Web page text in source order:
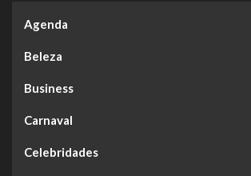
Agenda
Beleza
Business
Carnaval
Celebridades